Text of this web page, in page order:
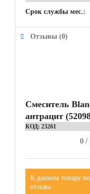
Срок службы мес.:
Отзывы (0)
Смеситель
антрацит
КОД: 23261
0 /
К данном товару
отзыва